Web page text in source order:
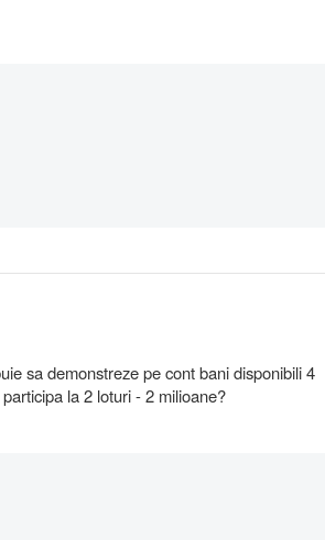
sa demonstreze pe cont bani disponibili 4
la 2 loturi - 2 milioane?